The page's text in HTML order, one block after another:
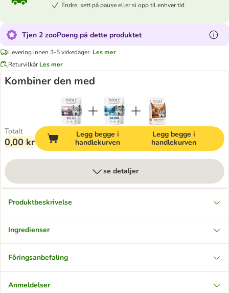
Endre, sett på pause eller si opp til enhver tid
Tjen 2 zooPoeng på dette produktet
Levering innen 3-5 virkedager. Les mer
Returvilkår Les mer
Kombiner den med
Totalt
0,00 kr
Legg begge i
handlekurven
Legg begge i
handlekurven
se detaljer
Produktbeskrivelse
Ingredienser
Fôringsanbefaling
Anmeldelser